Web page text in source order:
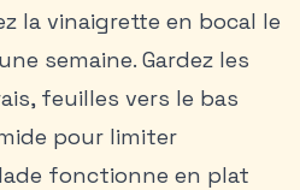
la vinaigrette en bocal le
semaine. Gardez les
feuilles vers le bas
pour limiter
fonctionne en plat